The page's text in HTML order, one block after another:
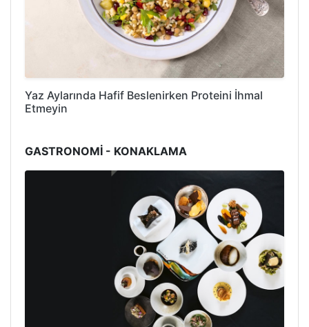
Yaz Aylarında Hafif Beslenirken Proteini İhmal
Etmeyin
GASTRONOMİ - KONAKLAMA